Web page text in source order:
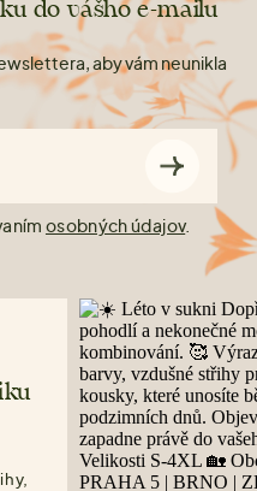
do vášho e-mailu
aby vám neunikla
osobných údajov.